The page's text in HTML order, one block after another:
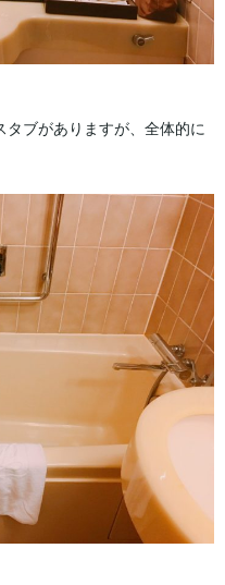
ブがありますが、全体的に